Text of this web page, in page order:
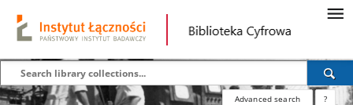
Advanced search ?